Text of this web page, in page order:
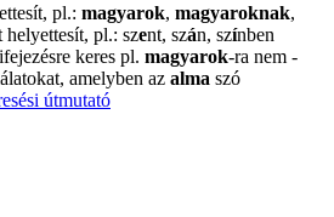
pl.: magyarok, magyaroknak,
helyettesít, pl.: szent, szán, színben
keres pl. magyarok-ra nem -
amelyben az alma szó
útmutató